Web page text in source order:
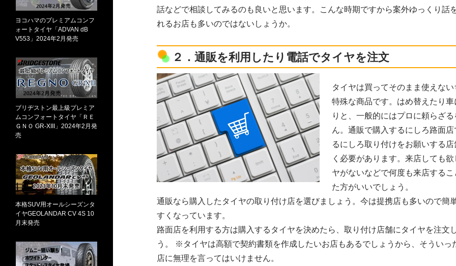
話などで相談してみるのも良いと思います。こんな時期ですから案外ゆっくり話
れるお店も多いのではないしょうか。
２．通販を利用したり電話でタイヤを注文
タイヤは買ってそのまま使えない
特殊な商品です。はめ替えたり車
りと、一般的にはプロに頼らざ
ん。通販で購入するにしろ路面店
るにしろ取り付けをお願いする店
く必要があります。来店しても欲
ヤがないなどで何度も来店するこ
た方がいいでしょう。
通販なら購入したタイヤの取り付け店を選びましょう。今は提携店も多いので簡
すくなっています。
路面店を利用する方は購入するタイヤを決めたら、取り付け店舗にタイヤを注文
う。 ※タイヤは高額で契約書類を作成したいお店もあるでしょうから、そういっ
店に無理を言ってはいけません。
ヨコハマのプレミアムコンフ
ォートタイヤ「ADVAN dB
V553」2024年2月発売
ブリヂストン最上級プレミア
ムコンフォートタイヤ「ＲＥ
ＧＮＯ GR-XIII」2024年2月発
売
本格SUV用オールシーズンタ
イヤGEOLANDAR CV 4S 10
月末発売